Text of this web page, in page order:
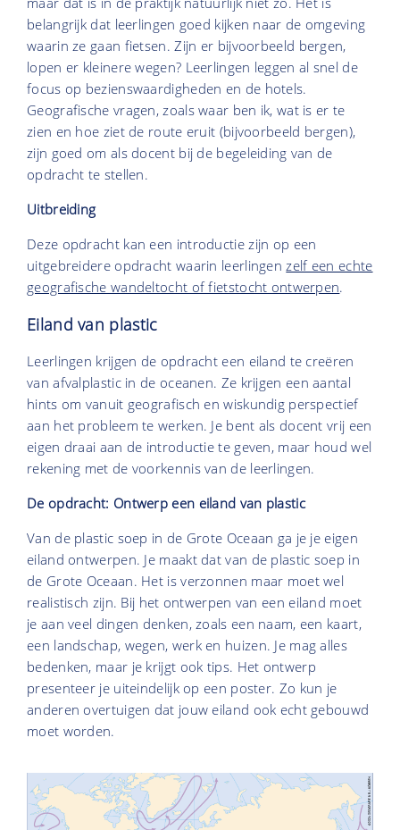
belangrijk dat leerlingen goed kijken naar de omgeving
waarin ze gaan fietsen. Zijn er bijvoorbeeld bergen,
lopen er kleinere wegen? Leerlingen leggen al snel de
focus op bezienswaardigheden en de hotels.
Geografische vragen, zoals waar ben ik, wat is er te
zien en hoe ziet de route eruit (bijvoorbeeld bergen),
zijn goed om als docent bij de begeleiding van de
opdracht te stellen.
Uitbreiding
Deze opdracht kan een introductie zijn op een
uitgebreidere opdracht waarin leerlingenzelf een echte
geografische wandeltocht of fietstocht ontwerpen.
Eiland van plastic
Leerlingen krijgen de opdracht een eiland te creëren
van afvalplastic in de oceanen. Ze krijgen een aantal
hints om vanuit geografisch en wiskundig perspectief
aan het probleem te werken. Je bent als docent vrij een
eigen draai aan de introductie te geven, maar houd wel
rekening met de voorkennis van de leerlingen.
De opdracht: Ontwerp een eiland van plastic
Van de plastic soep in de Grote Oceaan ga je je eigen
eiland ontwerpen. Je maakt dat van de plastic soep in
de Grote Oceaan. Het is verzonnen maar moet wel
realistisch zijn. Bij het ontwerpen van een eiland moet
je aan veel dingen denken, zoals een naam, een kaart,
een landschap, wegen, werk en huizen. Je mag alles
bedenken, maar je krijgt ook tips. Het ontwerp
presenteer je uiteindelijk op een poster. Zo kun je
anderen overtuigen dat jouw eiland ook echt gebouwd
moet worden.